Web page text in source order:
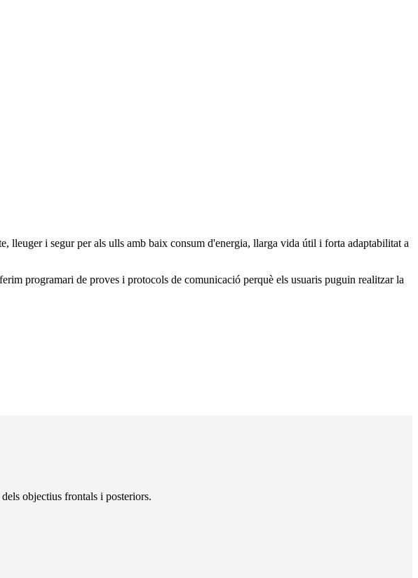
lleuger i segur per als ulls amb baix consum d'energia, llarga vida útil i forta adaptabilitat a
programari de proves i protocols de comunicació perquè els usuaris puguin realitzar la
objectius frontals i posteriors.